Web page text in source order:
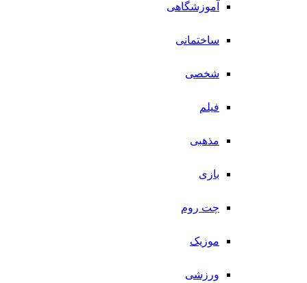
آموزشگاهی
ساختمانی
شخصی
فیلم
مذهبی
بازی
چت روم
موزیک
ورزشی